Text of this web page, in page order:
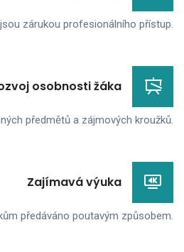
zárukou profesionálního přístup.
osobnosti žáka
předmětů a zájmových kroužků.
Zajímavá výuka
předáváno poutavým způsobem.